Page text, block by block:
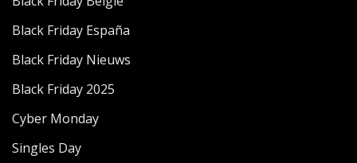
Black Friday España
Black Friday Nieuws
Black Friday 2025
Cyber Monday
Singles Day